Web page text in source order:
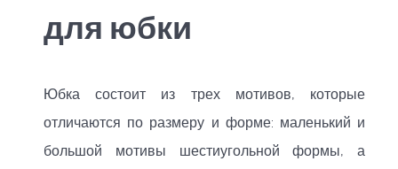
для юбки
Юбка состоит из трех мотивов, которые
отличаются по размеру и форме: маленький и
большой мотивы шестиугольной формы, а